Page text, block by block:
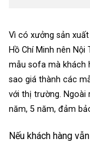
Vì có xưởng sản
Hồ Chí Minh nên
mẫu sofa mà khách
sao giá thành các
với thị trường. Ngoài
năm, 5 năm, đảm
Nếu khách hàng